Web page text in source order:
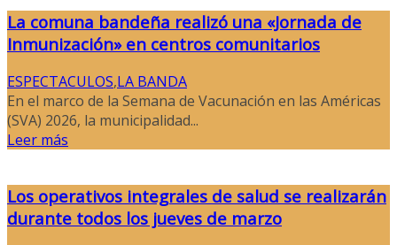
La comuna bandeña realizó una «Jornada de
Inmunización» en centros comunitarios
ESPECTACULOS,LA BANDA
En el marco de la Semana de Vacunación en las Américas
(SVA) 2026, la municipalidad...
Leer más
Los operativos integrales de salud se realizarán
durante todos los jueves de marzo